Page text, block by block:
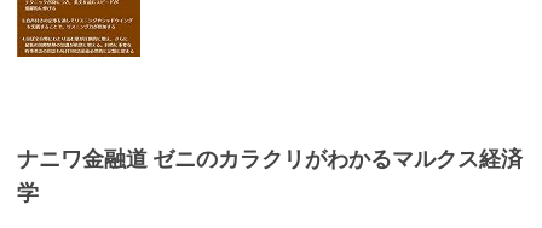
ナニワ金融道 ゼニのカラクリがわかるマルクス経済
学